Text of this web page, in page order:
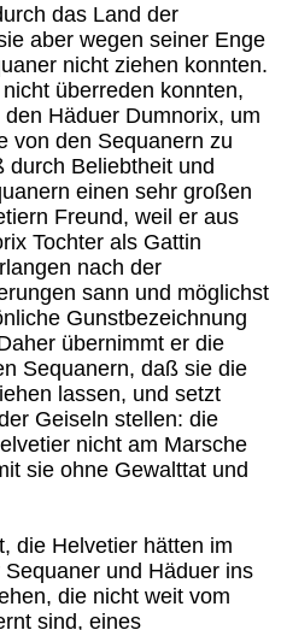
das Land der
aber wegen seiner Enge
nicht ziehen konnten.
überreden konnten,
Häduer Dumnorix, um
von den Sequanern zu
durch Beliebtheit und
einen sehr großen
Freund, weil er aus
Tochter als Gattin
nach der
sann und möglichst
Gunstbezeichnung
übernimmt er die
Sequanern, daß sie die
lassen, und setzt
Geiseln stellen: die
nicht am Marsche
sie ohne Gewalttat und
die Helvetier hätten im
und Häduer ins
die nicht weit vom
sind, eines